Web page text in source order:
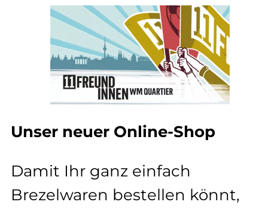
Unser neuer Online-Shop
Damit Ihr ganz einfach
Brezelwaren bestellen könnt,